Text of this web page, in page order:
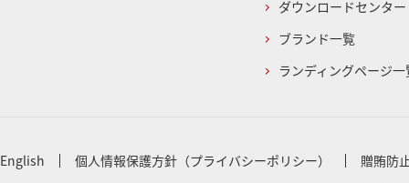
ダウンロードセンター
ブランド一覧
ランディングページ一
English 個人情報保護方針（プライバシーポリシー） 贈賄防